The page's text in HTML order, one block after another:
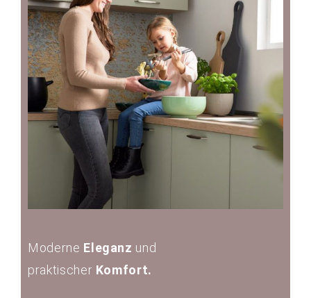
Moderne Eleganz und
praktischer Komfort.